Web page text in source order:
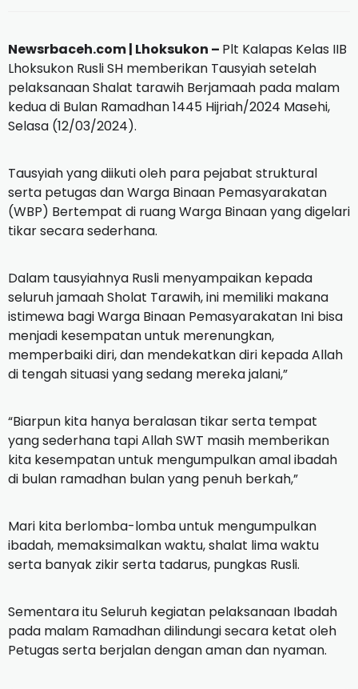
Newsrbaceh.com | Lhoksukon – Plt Kalapas Kelas IIB
Lhoksukon Rusli SH memberikan Tausyiah setelah
pelaksanaan Shalat tarawih Berjamaah pada malam
kedua di Bulan Ramadhan 1445 Hijriah/2024 Masehi,
Selasa (12/03/2024).
Tausyiah yang diikuti oleh para pejabat struktural
serta petugas dan Warga Binaan Pemasyarakatan
(WBP) Bertempat di ruang Warga Binaan yang digelari
tikar secara sederhana.
Dalam tausyiahnya Rusli menyampaikan kepada
seluruh jamaah Sholat Tarawih, ini memiliki makana
istimewa bagi Warga Binaan Pemasyarakatan Ini bisa
menjadi kesempatan untuk merenungkan,
memperbaiki diri, dan mendekatkan diri kepada Allah
di tengah situasi yang sedang mereka jalani,”
“Biarpun kita hanya beralasan tikar serta tempat
yang sederhana tapi Allah SWT masih memberikan
kita kesempatan untuk mengumpulkan amal ibadah
di bulan ramadhan bulan yang penuh berkah,”
Mari kita berlomba-lomba untuk mengumpulkan
ibadah, memaksimalkan waktu, shalat lima waktu
serta banyak zikir serta tadarus, pungkas Rusli.
Sementara itu Seluruh kegiatan pelaksanaan Ibadah
pada malam Ramadhan dilindungi secara ketat oleh
Petugas serta berjalan dengan aman dan nyaman.